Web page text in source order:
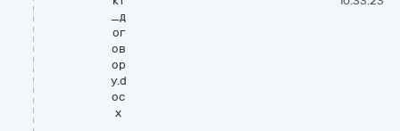
_д
ог
ов
ор
у.d
oc
x